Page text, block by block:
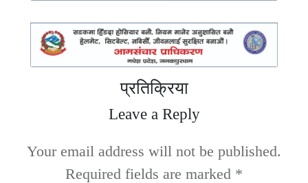
प्रतिक्रिया
Leave a Reply
Your email address will not be published.
Required fields are marked *